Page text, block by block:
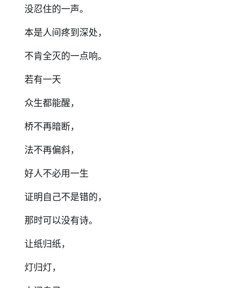
没忍住的一声。
本是人间疼到深处，
不肯全灭的一点响。
若有一天
众生都能醒，
桥不再暗断，
法不再偏斜，
好人不必用一生
证明自己不是错的，
那时可以没有诗。
让纸归纸，
灯归灯，